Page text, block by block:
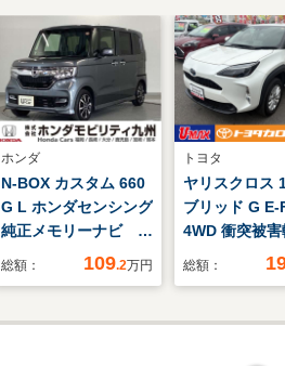
ホンダ
N-BOX カスタム 660
G L ホンダセンシング
純正メモリーナビ 衝
突低減ブレーキ リア
純正14インチアルミ
総額： 109.2万円
トヨタ
ヤリスクロス
ブリッド G
4WD 衝突被
レーキ/ETC/
総額：